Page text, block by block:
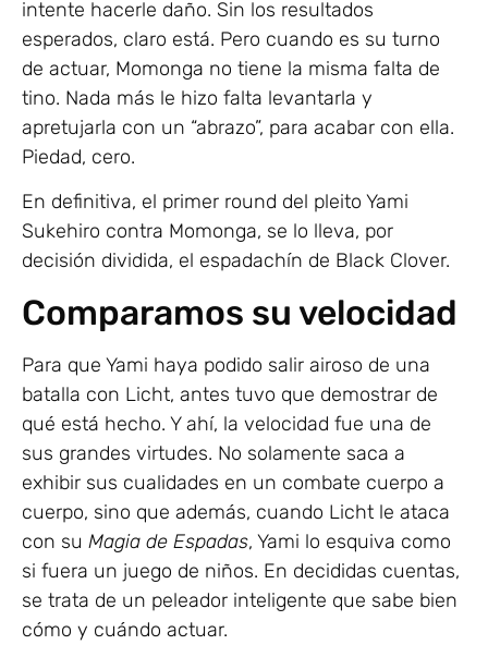
intente hacerle daño. Sin los resultados
esperados, claro está. Pero cuando es su turno
de actuar, Momonga no tiene la misma falta de
tino. Nada más le hizo falta levantarla y
apretujarla con un “abrazo”, para acabar con ella.
Piedad, cero.
En definitiva, el primer round del pleito Yami
Sukehiro contra Momonga, se lo lleva, por
decisión dividida, el espadachín de Black Clover.
Comparamos su velocidad
Para que Yami haya podido salir airoso de una
batalla con Licht, antes tuvo que demostrar de
qué está hecho. Y ahí, la velocidad fue una de
sus grandes virtudes. No solamente saca a
exhibir sus cualidades en un combate cuerpo a
cuerpo, sino que además, cuando Licht le ataca
con su Magia de Espadas, Yami lo esquiva como
si fuera un juego de niños. En decididas cuentas,
se trata de un peleador inteligente que sabe bien
cómo y cuándo actuar.